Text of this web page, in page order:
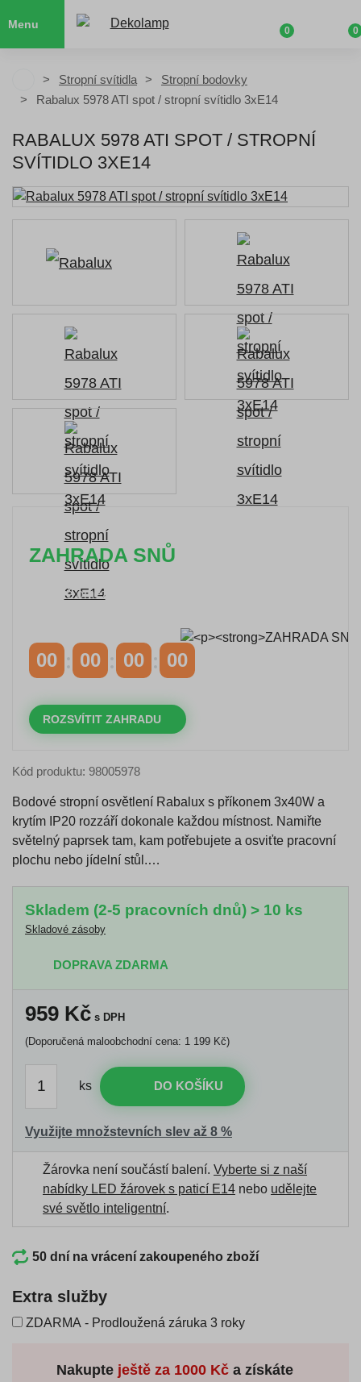
Menu
0 0
Stropní svítidla
Stropní bodovky
Rabalux 5978 ATI spot / stropní svítidlo 3xE14
RABALUX 5978 ATI SPOT / STROPNÍ
SVÍTIDLO 3XE14
ZAHRADA SNŮ
Časově omezená
00 00 00 00
ROZSVÍTIT ZAHRADU
Kód produktu: 98005978
Bodové stropní osvětlení Rabalux s příkonem 3x40W a
krytím IP20 rozzáří dokonale každou místnost. Namiřte
světelný paprsek tam, kam potřebujete a osviťte pracovní
plochu nebo jídelní stůl.…
Skladem (2-5 pracovních dnů) > 10 ks
Skladové zásoby
DOPRAVA ZDARMA
959 Kč s DPH
(Doporučená maloobchodní cena: 1 199 Kč)
ks DO KOŠÍKU
Využijte množstevních slev až 8 %
Žárovka není součástí balení. Vyberte si z naší
nabídky LED žárovek s paticí E14 nebo udělejte
své světlo inteligentní.
50 dní na vrácení zakoupeného zboží
Extra služby
ZDARMA - Prodloužená záruka 3 roky
Nakupte ještě za1000 Kča získáte